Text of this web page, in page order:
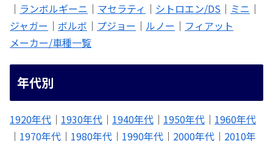
｜ ランボルギーニ ｜ マセラティ ｜ シトロエン/DS ｜ ミニ ｜
ジャガー ｜ ボルボ ｜ プジョー ｜ ルノー ｜ フィアット
メーカー/車種一覧
年代別
1920年代 ｜ 1930年代 ｜ 1940年代 ｜ 1950年代 ｜ 1960年代
｜ 1970年代 ｜ 1980年代 ｜ 1990年代 ｜ 2000年代 ｜ 2010年